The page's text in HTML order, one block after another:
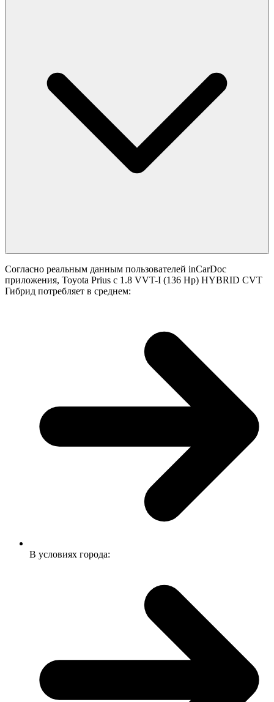
Согласно реальным данным пользователей inCarDoc
приложения, Toyota Prius с 1.8 VVT-I (136 Hp) HYBRID CVT
Гибрид потребляет в среднем:
В условиях города: